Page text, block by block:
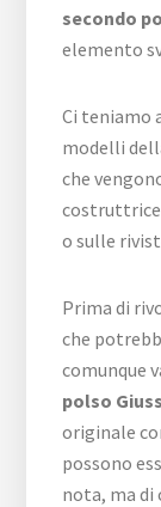
secondo
elemento
Ci teniamo
modelli
che
o sulle
Prima di
che
comunque
polso
originale
possono
nota, ma di